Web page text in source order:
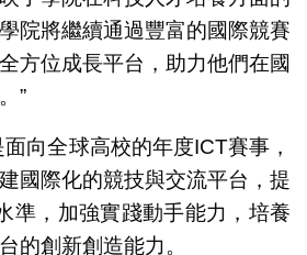
院將繼續通過豐富的國際競賽
方位成長平台，助力他們在國
”
向全球高校的年度ICT賽事，
國際化的競技與交流平台，提
準，加強實踐動手能力，培養
的創新創造能力。